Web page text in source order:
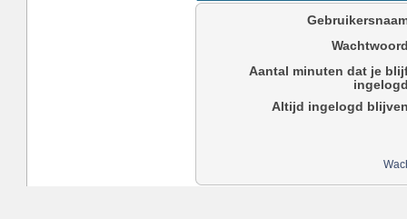
Aantal minuten dat je
Altijd ingelogd